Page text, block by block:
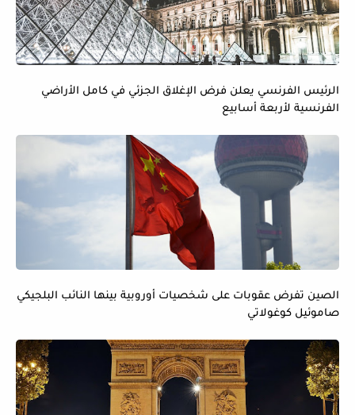
الرئيس الفرنسي يعلن فرض الإغلاق الجزئي في كامل الأراضي
الفرنسية لأربعة أسابيع
الصين تفرض عقوبات على شخصيات أوروبية بينها النائب البلجيكي
صاموئيل كوغولاتي